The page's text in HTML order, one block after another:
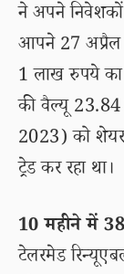
ने अपने निवेशकों
आपने 27 अप्रैल
1 लाख रुपये
की वैल्यू 23.84
2023) को
ट्रेड कर रहा था।
10 महीने में
टेलरमेड